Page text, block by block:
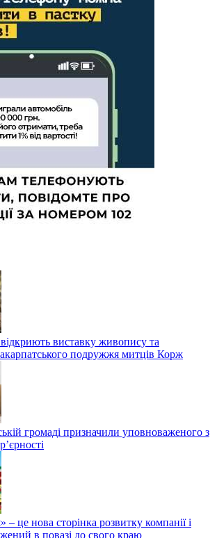
виставку живопису та
подружжя митців Корж
громаді призначили уповноваженого з
– це нова сторінка розвитку компанії і
в повазі до свого краю